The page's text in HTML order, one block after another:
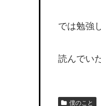
では勉強
読んでい
僕のこと